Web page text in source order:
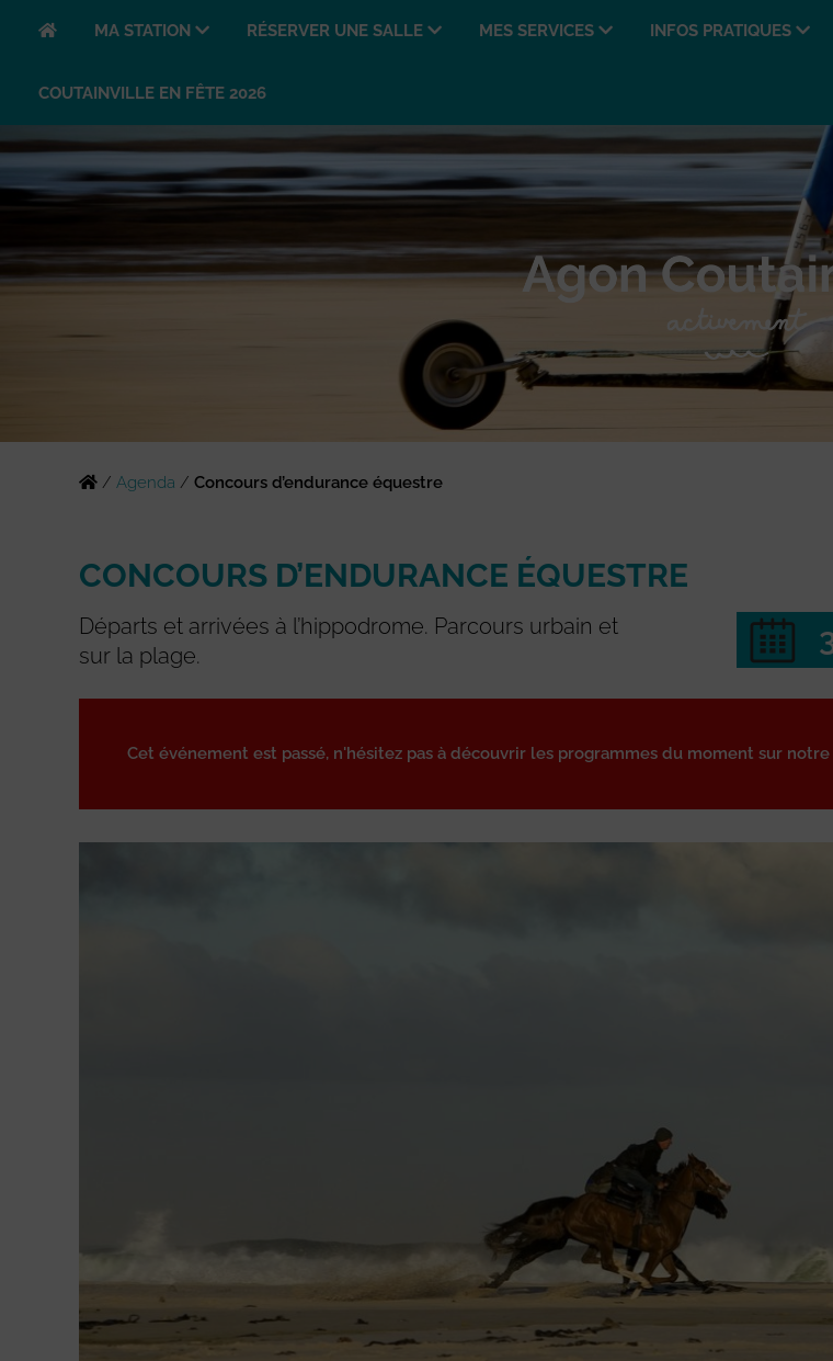
MA STATION RÉSERVER UNE SALLE MES SERVICES INFOS PRATIQUES
COUTAINVILLE EN FÊTE 2026
/ Agenda / Concours d’endurance équestre
CONCOURS D’ENDURANCE ÉQUESTRE
Départs et arrivées à l’hippodrome. Parcours urbain et
sur la plage.
Cet événement est passé, n'hésitez pas à découvrir les programmes du moment sur notre